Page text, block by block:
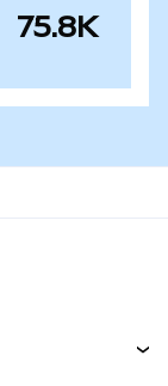
75.8K